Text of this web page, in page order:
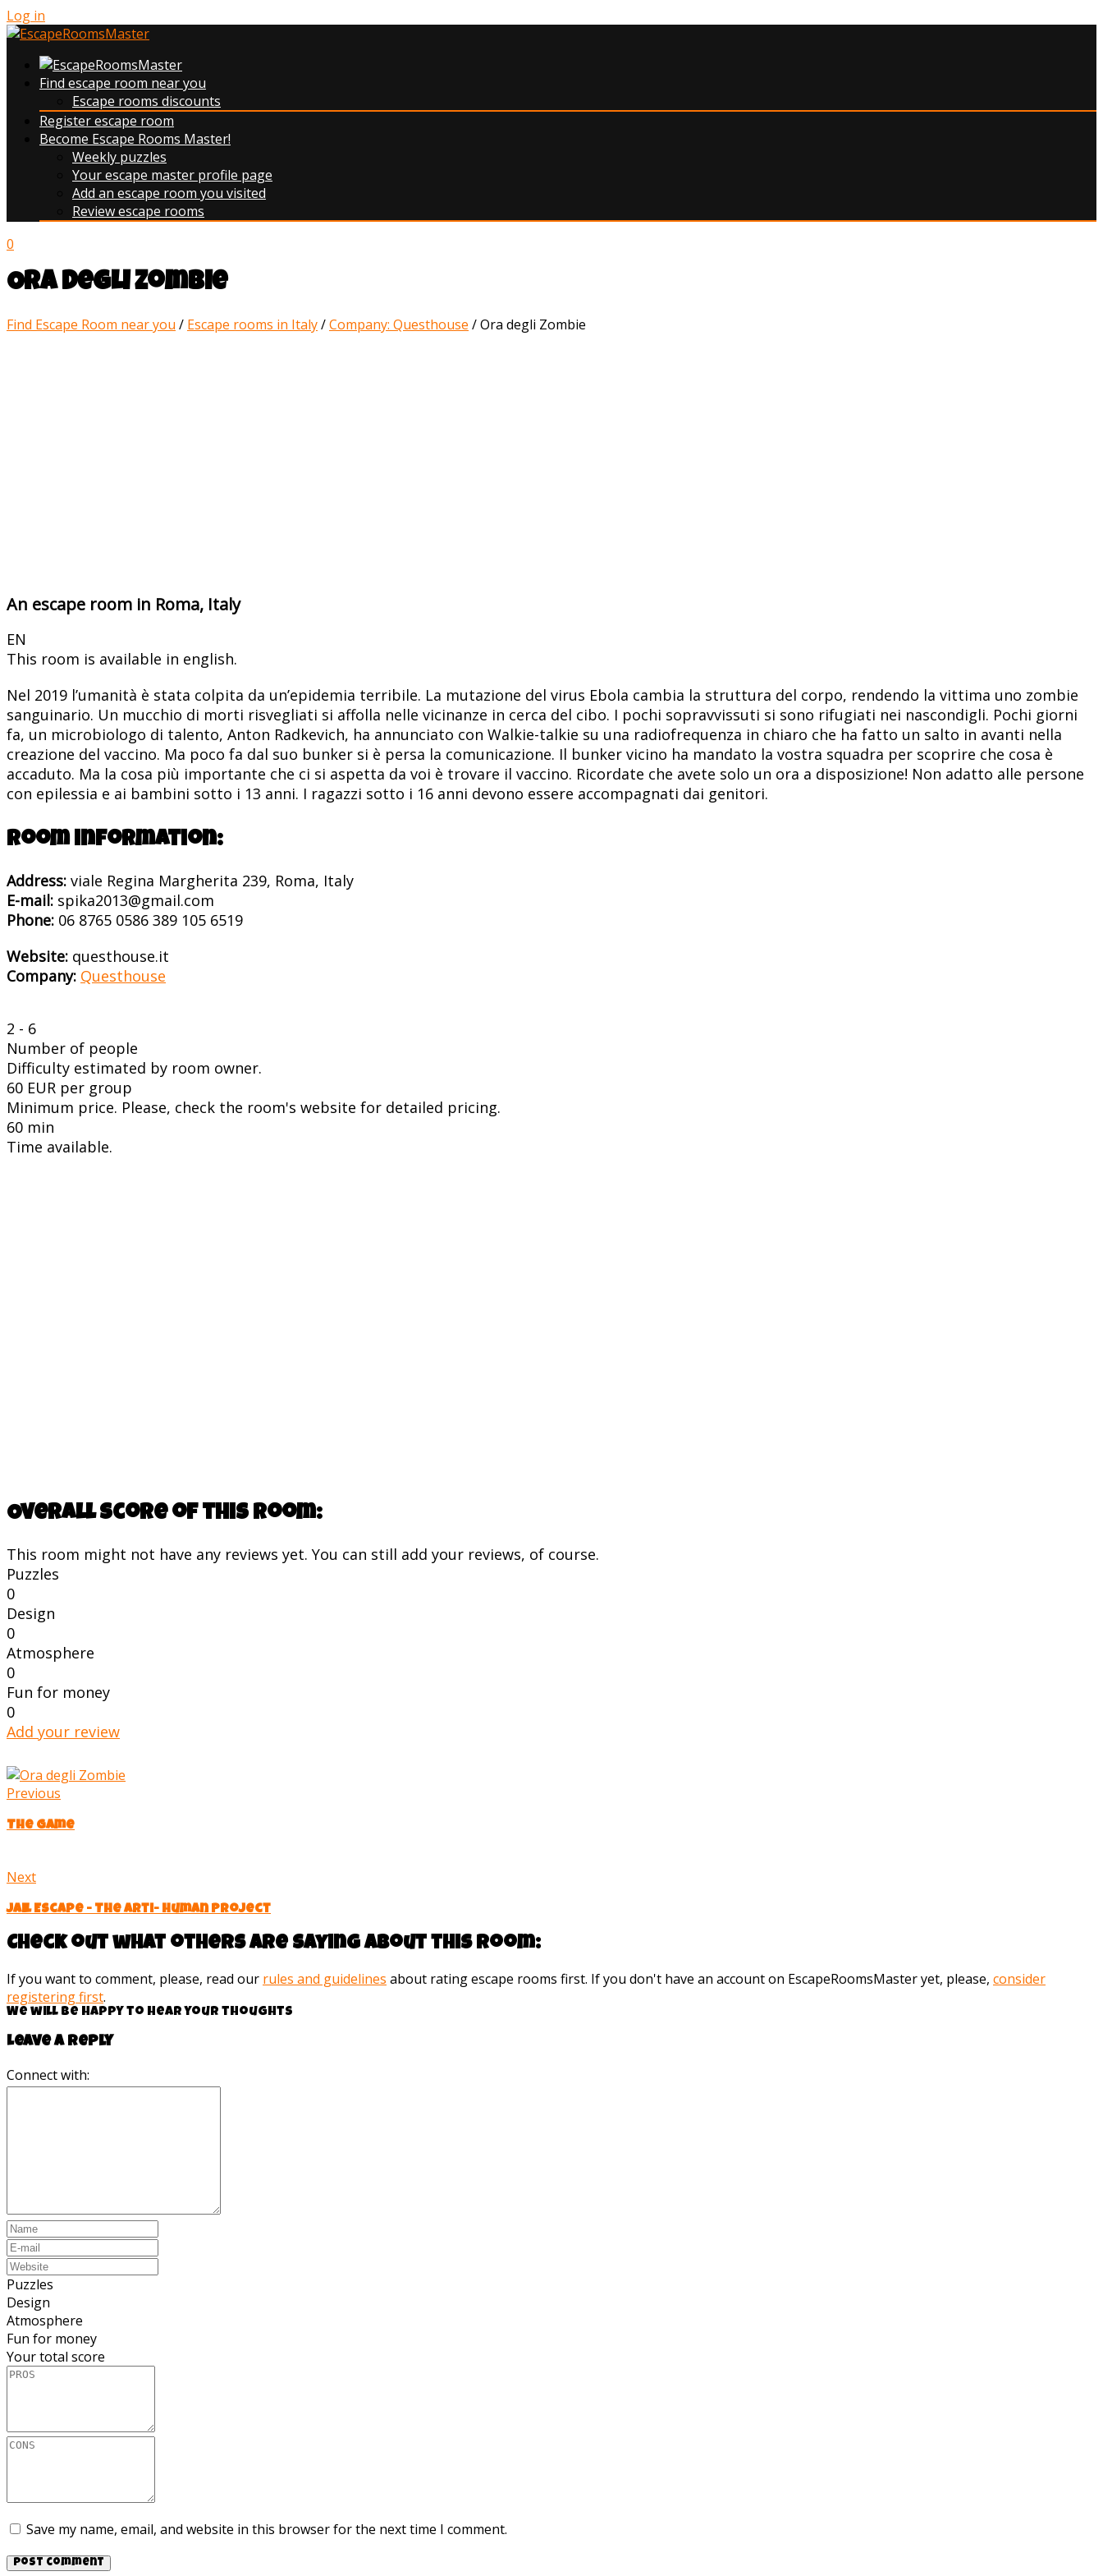
Log in
Find escape room near you
Escape rooms discounts
Register escape room
Become Escape Rooms Master!
Weekly puzzles
Your escape master profile page
Add an escape room you visited
Review escape rooms
0
Ora degli Zombie
Find Escape Room near you / Escape rooms in Italy/Company: Questhouse /Ora degli Zombie
An escape room in Roma, Italy
EN
This room is available in english.
Nel 2019 l’umanità è stata colpita da un’epidemia terribile. La mutazione del virus Ebola cambia la struttura del corpo, rendendo la vittima uno zombie
sanguinario. Un mucchio di morti risvegliati si affolla nelle vicinanze in cerca del cibo. I pochi sopravvissuti si sono rifugiati nei nascondigli. Pochi giorni
fa, un microbiologo di talento, Anton Radkevich, ha annunciato con Walkie-talkie su una radiofrequenza in chiaro che ha fatto un salto in avanti nella
creazione del vaccino. Ma poco fa dal suo bunker si è persa la comunicazione. Il bunker vicino ha mandato la vostra squadra per scoprire che cosa è
accaduto. Ma la cosa più importante che ci si aspetta da voi è trovare il vaccino. Ricordate che avete solo un ora a disposizione! Non adatto alle persone
con epilessia e ai bambini sotto i 13 anni. I ragazzi sotto i 16 anni devono essere accompagnati dai genitori.
Room information:
Address: viale Regina Margherita 239, Roma, Italy
E-mail: spika2013@gmail.com
Phone: 06 8765 0586 389 105 6519
Website: questhouse.it
Company: Questhouse
2 - 6
Number of people
Difficulty estimated by room owner.
60 EUR per group
Minimum price. Please, check the room's website for detailed pricing.
60 min
Time available.
Overall score of this room:
This room might not have any reviews yet. You can still add your reviews, of course.
Puzzles
0
Design
0
Atmosphere
0
Fun for money
0
Add your review
Previous
The Game
Next
Jail Escape - The Arti- Human Project
Check out what others are saying about this room:
If you want to comment, please, read our rules and guidelines about rating escape rooms first. If you don't have an account on EscapeRoomsMaster yet, please, consider
registering first.
We will be happy to hear your thoughts
Leave a reply
Connect with:
Puzzles
Design
Atmosphere
Fun for money
Your total score
Save my name, email, and website in this browser for the next time I comment.